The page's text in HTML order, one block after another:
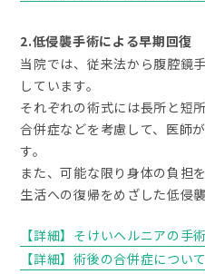
2.低侵襲手術による早期回復
当院では、従来法から腹腔鏡
しています。
それぞれの術式には長所と短
合併症などを考慮して、医師
す。
また、可能な限り身体の負担
生活への復帰をめざした低侵
【詳細】そけいヘルニアの手
【詳細】術後の合併症について